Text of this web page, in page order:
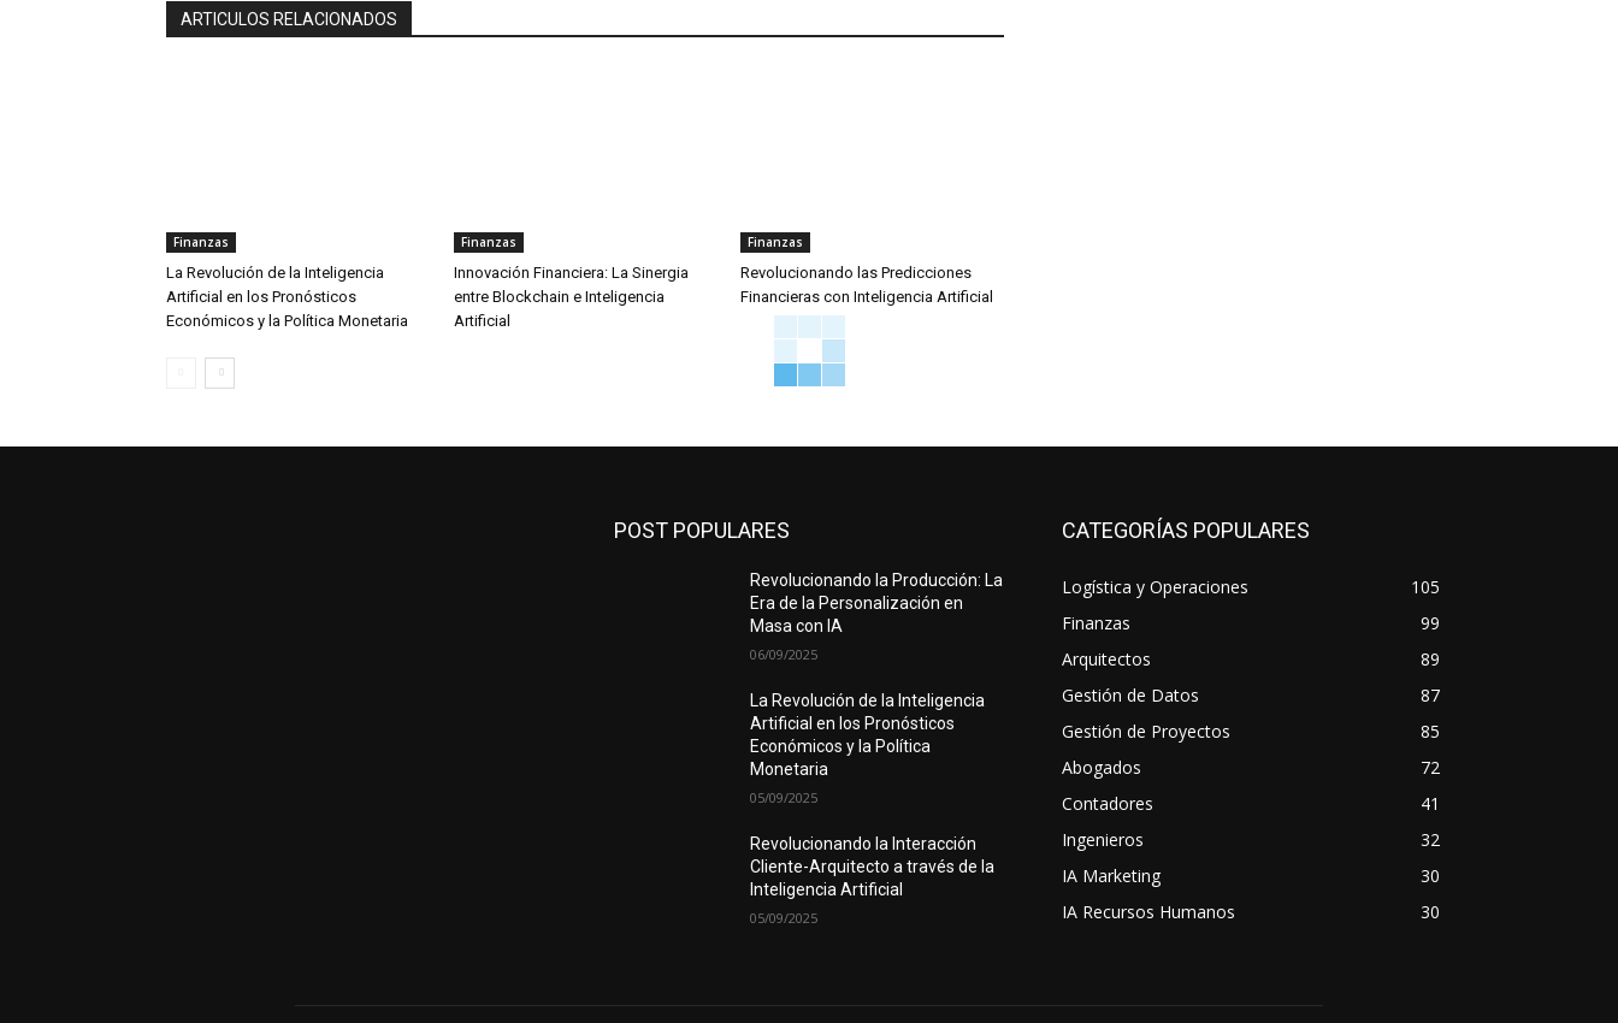
ARTICULOS RELACIONADOS
Finanzas
La Revolución de la Inteligencia
Artificial en los Pronósticos
Económicos y la Política Monetaria
Finanzas
Innovación Financiera: La Sinergia
entre Blockchain e Inteligencia
Artificial
Finanzas
Revolucionando las Predicciones
Financieras con Inteligencia Artificial
POST POPULARES
Revolucionando la Producción: La
Era de la Personalización en
Masa con IA
06/09/2025
La Revolución de la Inteligencia
Artificial en los Pronósticos
Económicos y la Política
Monetaria
05/09/2025
Revolucionando la Interacción
Cliente-Arquitecto a través de la
Inteligencia Artificial
05/09/2025
CATEGORÍAS POPULARES
Logística y Operaciones
105
Finanzas
99
Arquitectos
89
Gestión de Datos
87
Gestión de Proyectos
85
Abogados
72
Contadores
41
Ingenieros
32
IA Marketing
30
IA Recursos Humanos
30